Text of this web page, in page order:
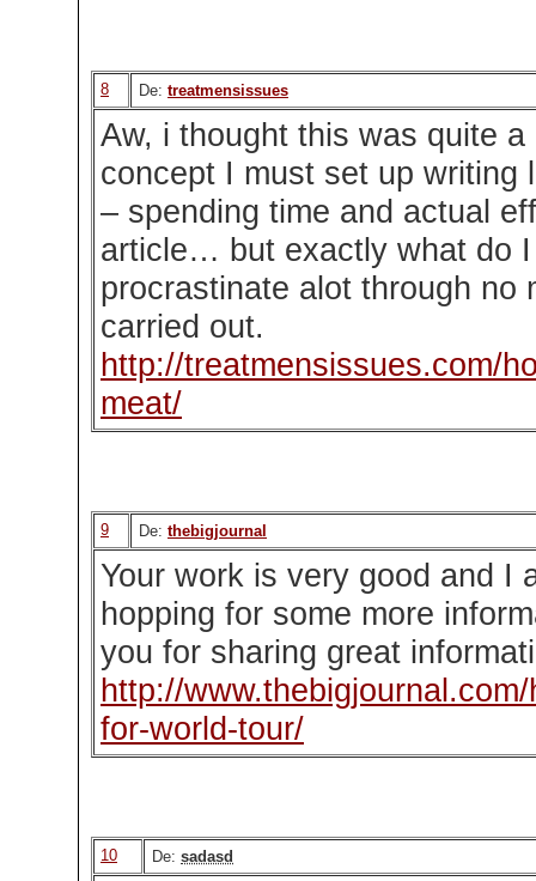
8 De: treatmensissues
Aw, i thought this was quite
concept I must set up writing
– spending time and actual
article… but exactly what do
procrastinate alot through no
carried out.
http://treatmensissues.com/
meat/
9 De: thebigjournal
Your work is very good and I
hopping for some more
you for sharing great
http://
for-world-tour/
10 De: sadasd